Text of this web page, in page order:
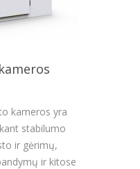
kameros yra
stabilumo
ir gėrimų,
ir kitose